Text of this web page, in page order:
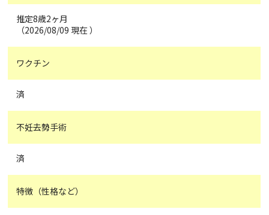
推定8歳2ヶ月
（2026/08/09 現在 ）
ワクチン
済
不妊去勢手術
済
特徴（性格など）